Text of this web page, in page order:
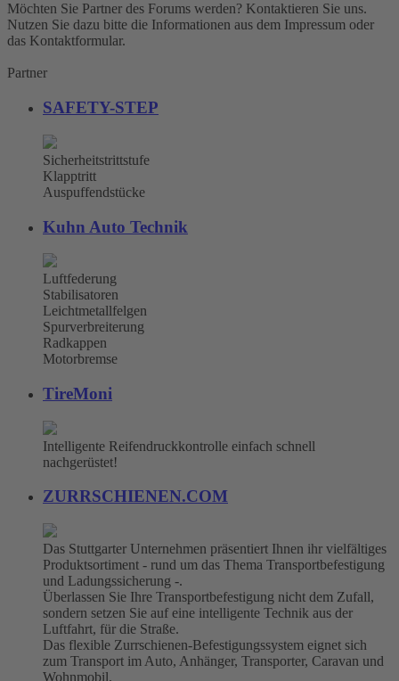
Möchten Sie Partner des Forums werden? Kontaktieren Sie uns.
Nutzen Sie dazu bitte die Informationen aus dem Impressum oder
das Kontaktformular.
Partner
SAFETY-STEP
Sicherheitstrittstufe
Klapptritt
Auspuffendstücke
Kuhn Auto Technik
Luftfederung
Stabilisatoren
Leichtmetallfelgen
Spurverbreiterung
Radkappen
Motorbremse
TireMoni
Intelligente Reifendruckkontrolle einfach schnell
nachgerüstet!
ZURRSCHIENEN.COM
Das Stuttgarter Unternehmen präsentiert Ihnen ihr vielfältiges
Produktsortiment - rund um das Thema Transportbefestigung
und Ladungssicherung -.
Überlassen Sie Ihre Transportbefestigung nicht dem Zufall,
sondern setzen Sie auf eine intelligente Technik aus der
Luftfahrt, für die Straße.
Das flexible Zurrschienen-Befestigungssystem eignet sich
zum Transport im Auto, Anhänger, Transporter, Caravan und
Wohnmobil.